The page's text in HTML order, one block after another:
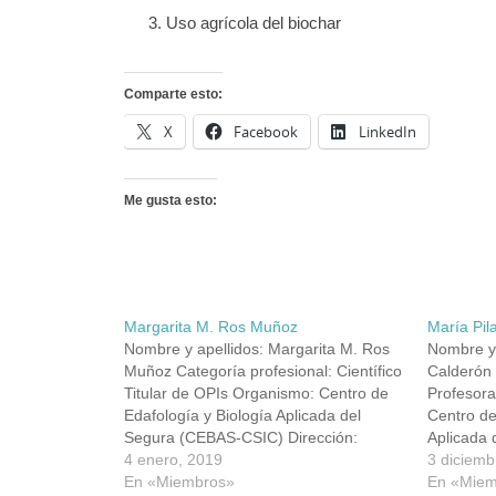
Uso agrícola del biochar
Comparte esto:
X Facebook LinkedIn
Me gusta esto:
Margarita M. Ros Muñoz
Nombre y apellidos: Margarita M. Ros
Muñoz Categoría profesional: Científico
Titular de OPIs Organismo: Centro de
Edafología y Biología Aplicada del
Segura (CEBAS-CSIC) Dirección:
Campus Universitario de Espinardo,
30100, Murcia Teléfono: 968 396 388
4 enero, 2019
En «Miembros»
María
Nombre
Calderón
Centro
Aplicada
Superior
(CSIC)
3
En